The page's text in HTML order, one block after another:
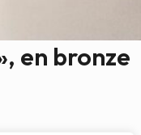
en bronze